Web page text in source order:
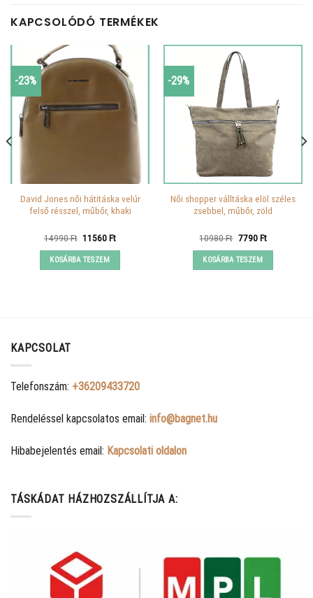
KAPCSOLÓDÓ TERMÉKEK
-23%
David Jones női hátitáska velúr
felső résszel, műbőr, khaki
14990Ft Original
was:
14990 Ft.
11560FtCurrent
KOSÁRBA TESZEM
-29%
Női shopper válltáska elöl széles
zsebbel, műbőr, zöld
10980Ft Original
was:
10980 Ft.
7790FtCurrent
KOSÁRBA TESZEM
KAPCSOLAT
Telefonszám: +36209433720
Rendeléssel kapcsolatos email: info@bagnet.hu
Hibabejelentés email: Kapcsolati oldalon
TÁSKÁDAT HÁZHOZSZÁLLÍTJA A: